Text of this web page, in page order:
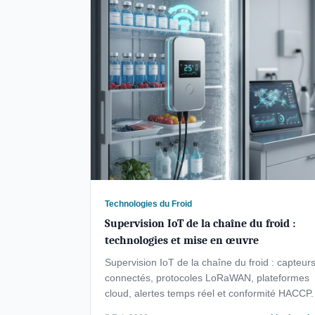
Technologies du Froid
Supervision IoT de la chaîne du froid :
technologies et mise en œuvre
Supervision IoT de la chaîne du froid : capteurs
connectés, protocoles LoRaWAN, plateformes
cloud, alertes temps réel et conformité HACCP.